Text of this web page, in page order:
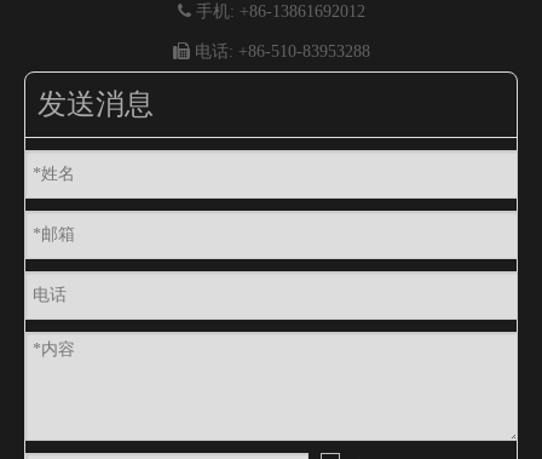
 手机: +86-13861692012
电话: +86-510-83953288
发送消息